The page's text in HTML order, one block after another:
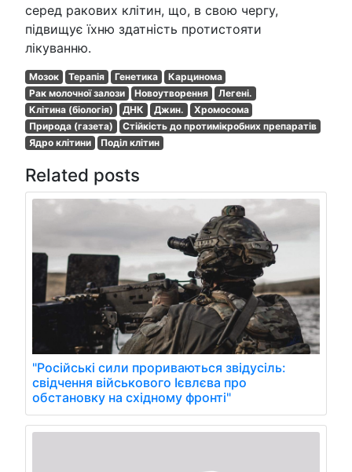
серед ракових клітин, що, в свою чергу,
підвищує їхню здатність протистояти
лікуванню.
Мозок Терапія Генетика
Карцинома
Рак молочної залози
Новоутворення
Легені.
Клітина (біологія)
ДНК Джин.
Хромосома
Природа (газета)
Стійкість до протимікробних препаратів
Ядро клітини
Поділ клітин
Related posts
"Російські сили прориваються звідусіль:
свідчення військового Ієвлєва про
обстановку на східному фронті"